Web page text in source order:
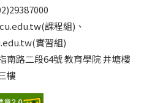
課程組)、
實習組)
南路二段64號 教育學院 井塘樓
樓